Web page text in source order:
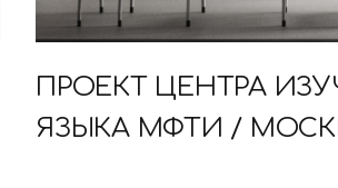
ПРОЕКТ ЦЕНТРА
ЯЗЫКА МФТИ /